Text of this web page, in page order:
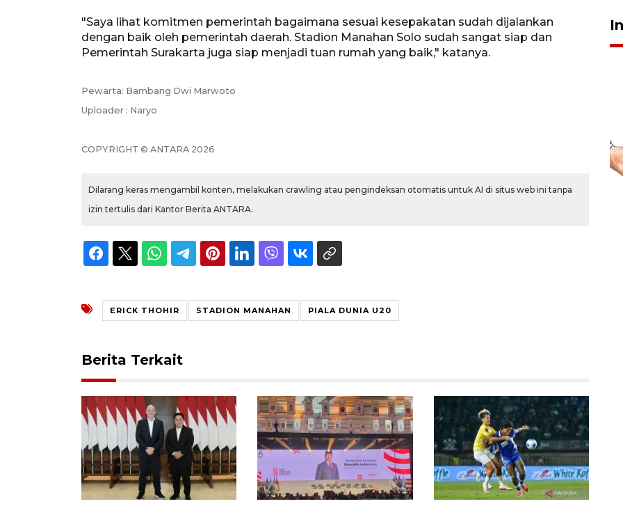
"Saya lihat komitmen pemerintah bagaimana sesuai kesepakatan sudah dijalankan
dengan baik oleh pemerintah daerah. Stadion Manahan Solo sudah sangat siap dan
Pemerintah Surakarta juga siap menjadi tuan rumah yang baik," katanya.
Pewarta: Bambang Dwi Marwoto
Uploader : Naryo
COPYRIGHT © ANTARA 2026
Dilarang keras mengambil konten, melakukan crawling atau pengindeksan otomatis untuk AI di situs web ini tanpa
izin tertulis dari Kantor Berita ANTARA.
ERICK THOHIR STADION MANAHAN PIALA DUNIA U20
Berita Terkait
Ekspedisi Rupiah Berdaulat
2026 sambangi Papua
2026-08-06 13:15:00